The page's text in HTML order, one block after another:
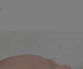
przestają być